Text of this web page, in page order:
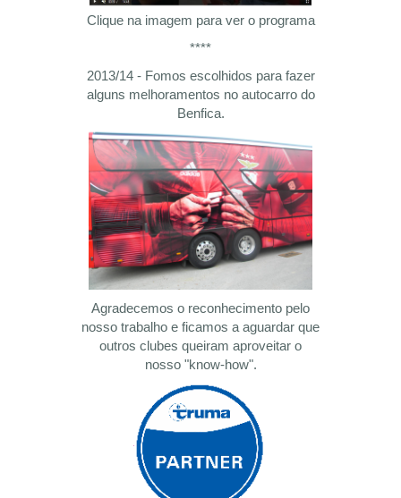
Clique na imagem para ver o programa
****
2013/14 - Fomos escolhidos para fazer
alguns melhoramentos no autocarro do
Benfica.
Agradecemos o reconhecimento pelo
nosso trabalho e ficamos a aguardar que
outros clubes queiram aproveitar o
nosso "know-how".